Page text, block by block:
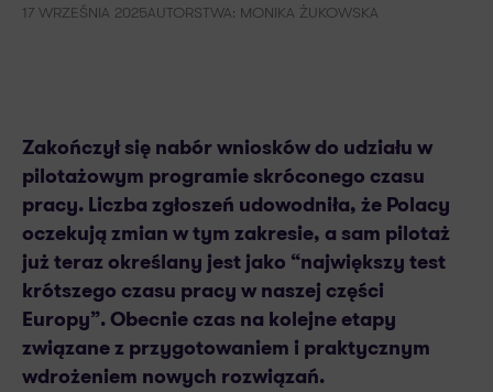
17 WRZEŚNIA 2025AUTORSTWA: MONIKA ŻUKOWSKA
Zakończył się nabór wniosków do udziału w
pilotażowym programie skróconego czasu
pracy. Liczba zgłoszeń udowodniła, że Polacy
oczekują zmian w tym zakresie, a sam pilotaż
już teraz określany jest jako “największy test
krótszego czasu pracy w naszej części
Europy”. Obecnie czas na kolejne etapy
związane z przygotowaniem i praktycznym
wdrożeniem nowych rozwiązań.